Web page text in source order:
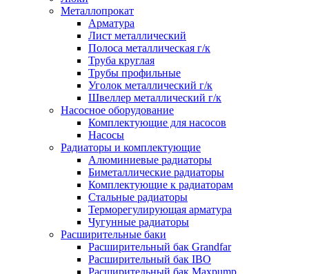
Металлопрокат
Арматура
Лист металлический
Полоса металлическая г/к
Труба круглая
Трубы профильные
Уголок металлический г/к
Швеллер металлический г/к
Насосное оборудование
Комплектующие для насосов
Насосы
Радиаторы и комплектующие
Алюминиевые радиаторы
Биметаллические радиаторы
Комплектующие к радиаторам
Стальные радиаторы
Терморегулирующая арматура
Чугунные радиаторы
Расширительные баки
Расширительный бак Grandfar
Расширительный бак IBO
Расширительный бак Maxpump